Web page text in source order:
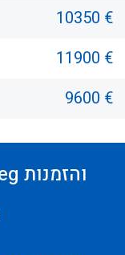
10350 €
11900 €
9600 €